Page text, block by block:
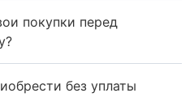
покупки перед
без уплаты